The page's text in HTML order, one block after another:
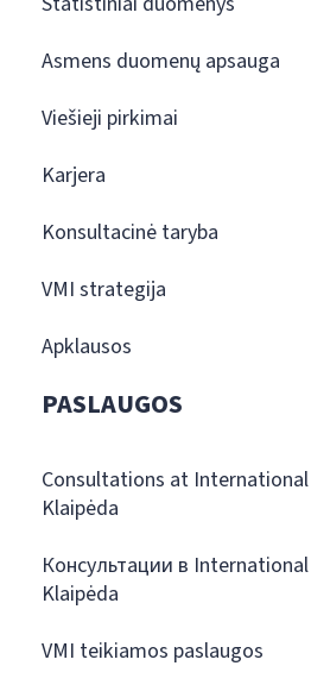
Asmens duomenų apsauga
Viešieji pirkimai
Karjera
Konsultacinė taryba
VMI strategija
Apklausos
PASLAUGOS
Consultations at
Klaipėda
Консультации в
Klaipėda
VMI teikiamos paslaugos